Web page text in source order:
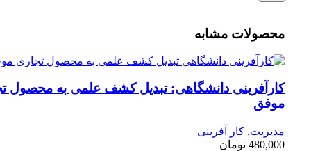
محصولات مشابه
کارآفرینی دانشگاهی: تبدیل کشف علمی به محصول
موفق
مدیریت, کار آفرینی
480,000 تومان